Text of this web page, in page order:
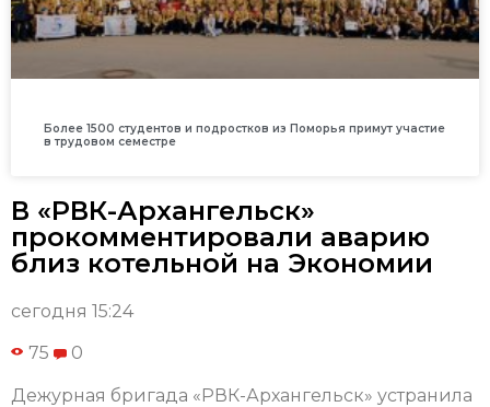
Более 1500 студентов и подростков из Поморья примут участие
в трудовом семестре
В «РВК-Архангельск»
прокомментировали аварию
близ котельной на Экономии
сегодня 15:24
75 0
Дежурная бригада «РВК-Архангельск» устранила